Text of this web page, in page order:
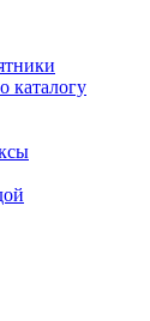
каталогу